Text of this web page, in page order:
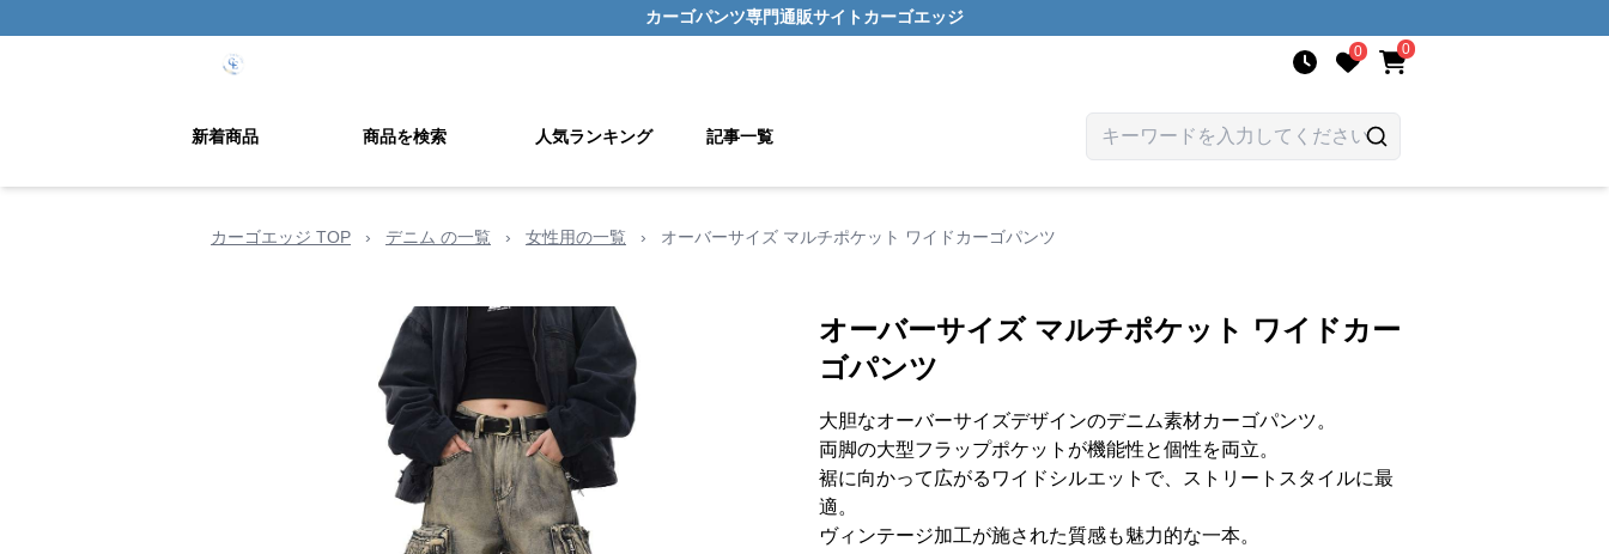
カーゴパンツ専門通販サイト カーゴエッジ
0 0
新着商品 商品を検索 人気ランキング 記事一覧
カーゴエッジ TOP › デニム の一覧 › 女性用の一覧 › オーバーサイズ マルチポケット ワイドカーゴパンツ
オーバーサイズ マルチポケット ワイドカー
ゴパンツ
大胆なオーバーサイズデザインのデニム素材カーゴパンツ。
両脚の大型フラップポケットが機能性と個性を両立。
裾に向かって広がるワイドシルエットで、ストリートスタイルに最
適。
ヴィンテージ加工が施された質感も魅力的な一本。